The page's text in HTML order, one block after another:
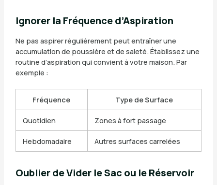
Ignorer la Fréquence d’Aspiration
Ne pas aspirer régulièrement peut entraîner une
accumulation de poussière et de saleté. Établissez une
routine d’aspiration qui convient à votre maison. Par
exemple :
Fréquence Type de Surface
Quotidien Zones à fort passage
Hebdomadaire Autres surfaces carrelées
Oublier de Vider le Sac ou le Réservoir